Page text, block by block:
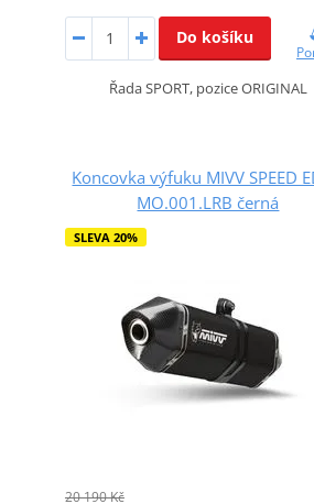
Do košíku
Řada SPORT, pozice ORIGINAL
Koncovka výfuku MIVV SPEED
MO.001.LRB černá
SLEVA 20%
20 190 Kč